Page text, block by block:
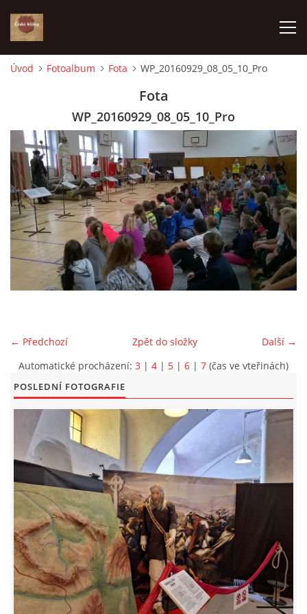
VÝBĚR PODLE VAŠICH POTŘEB
JAK VŠE PROBÍHÁ
ČESKÉ DĚJINY
KE STAŽENÍ
PÍŠÍ O NÁS
KE STAŽENÍ - PRAVĚK
PÍŠÍ O PRAVĚKU
FOTOALBUM
FOTOALBUM
KONTAKT
NOVINKY
Úvod Fotoalbum Fota WP_20160929_08_05_10_Pro
Fota
WP_20160929_08_05_10_Pro
← Předchozí Další →
Zpět do složky
Automatické procházení: 3 | 4 | 5 | 6 | 7 (čas ve vteřinách)
POSLEDNÍ FOTOGRAFIE